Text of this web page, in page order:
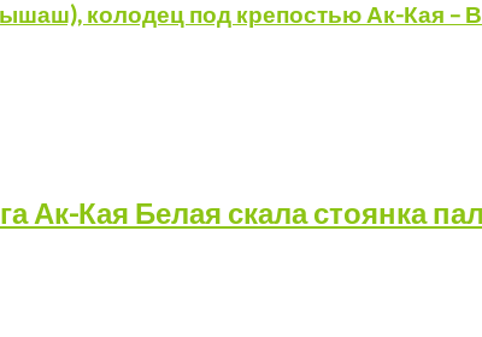
колодец под крепостью Ак-Кая –
Ак-Кая Белая скала стоянка